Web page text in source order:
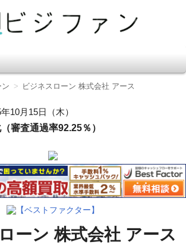
ン】
ン ビジネスローン 株式会社 アース
10月15日（木）
審査通過率92.25％）
【ベストファクター】
ーン 株式会社 アース